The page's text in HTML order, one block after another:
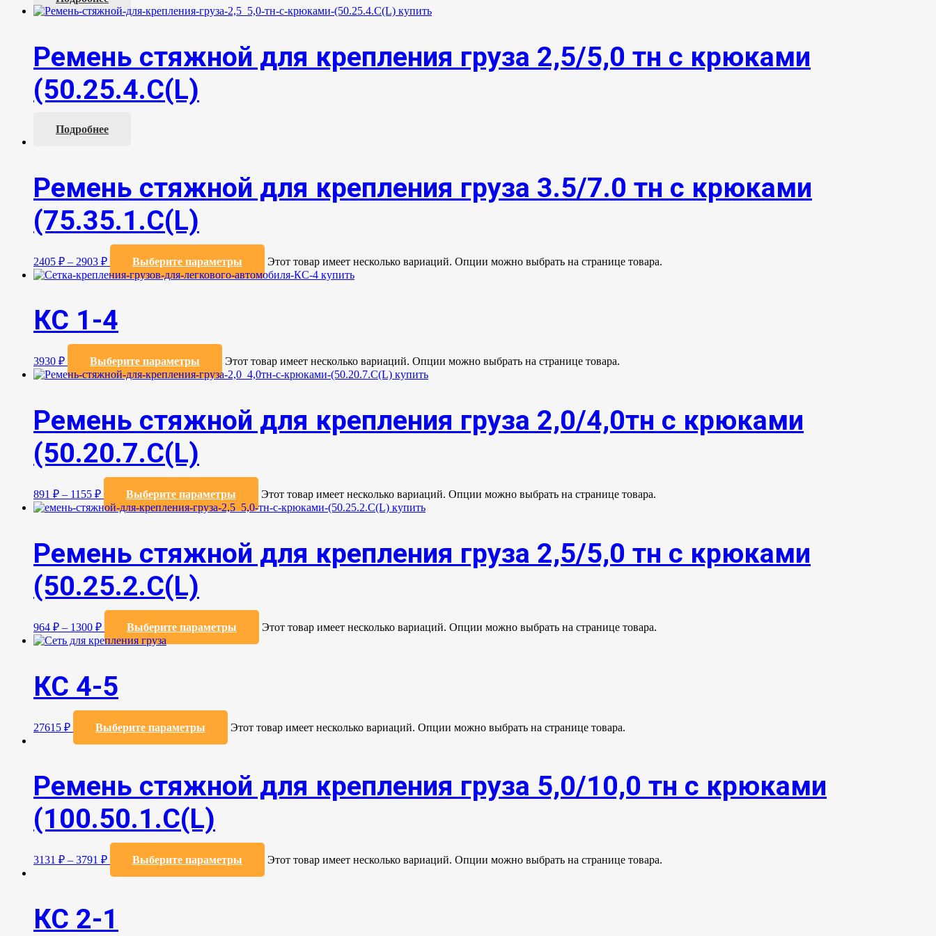
Ремень стяжной для крепления груза 2,5/5,0 тн с крюками
(50.25.4.С(L)
Подробнее
Ремень стяжной для крепления груза 3.5/7.0 тн с крюками
(75.35.1.C(L)
2405 ₽ – 2903 ₽ Выберите параметры Этот товар имеет несколько вариаций. Опции можно выбрать на странице товара.
КС 1-4
3930 ₽ Выберите параметры Этот товар имеет несколько вариаций. Опции можно выбрать на странице товара.
Ремень стяжной для крепления груза 2,0/4,0тн с крюками
(50.20.7.C(L)
891 ₽ – 1155 ₽ Выберите параметры Этот товар имеет несколько вариаций. Опции можно выбрать на странице товара.
Ремень стяжной для крепления груза 2,5/5,0 тн с крюками
(50.25.2.C(L)
964 ₽ – 1300 ₽ Выберите параметры Этот товар имеет несколько вариаций. Опции можно выбрать на странице товара.
КС 4-5
27615 ₽ Выберите параметры Этот товар имеет несколько вариаций. Опции можно выбрать на странице товара.
Ремень стяжной для крепления груза 5,0/10,0 тн с крюками
(100.50.1.С(L)
3131 ₽ – 3791 ₽ Выберите параметры Этот товар имеет несколько вариаций. Опции можно выбрать на странице товара.
КС 2-1